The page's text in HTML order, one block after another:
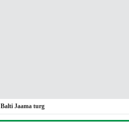
Balti Jaama turg